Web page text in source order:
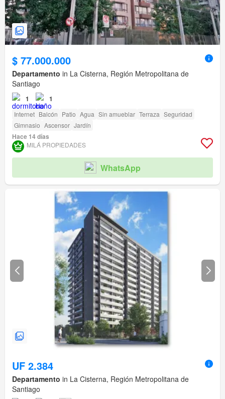
$ 77.000.000
Departamento in La Cisterna, Región Metropolitana de
Santiago
1 1
Internet Balcón Patio Agua Sin amueblar Terraza Seguridad
Gimnasio Ascensor Jardín
Hace 14 días
MILÁ PROPIEDADES
WhatsApp
UF 2.384
Departamento in La Cisterna, Región Metropolitana de
Santiago